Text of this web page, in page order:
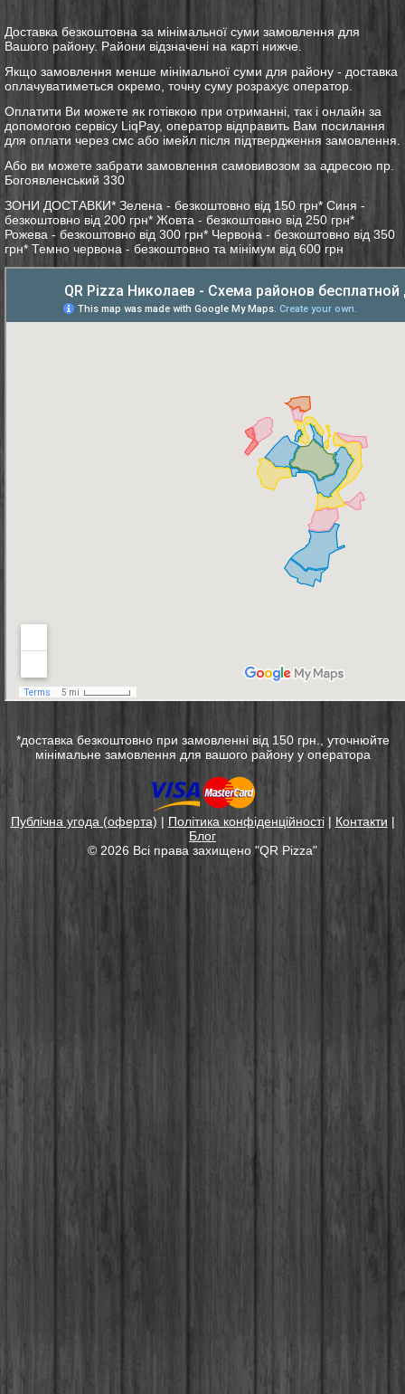
Доставка безкоштовна за мінімальної суми замовлення для
Вашого району. Райони відзначені на карті нижче.
Якщо замовлення менше мінімальної суми для району - доставка
оплачуватиметься окремо, точну суму розрахує оператор.
Оплатити Ви можете як готівкою при отриманні, так і онлайн за
допомогою сервісу LiqPay, оператор відправить Вам посилання
для оплати через смс або імейл після підтвердження замовлення.
Або ви можете забрати замовлення самовивозом за адресою пр.
Богоявленський 330
ЗОНИ ДОСТАВКИ* Зелена - безкоштовно від 150 грн* Синя -
безкоштовно від 200 грн* Жовта - безкоштовно від 250 грн*
Рожева - безкоштовно від 300 грн* Червона - безкоштовно від 350
грн* Темно червона - безкоштовно та мінімум від 600 грн
*доставка безкоштовно при замовленні від 150 грн., уточнюйте
мінімальне замовлення для вашого району у оператора
Публічна угода (оферта) | Політика конфіденційності| Контакти |
Блог
© 2026 Всі права захищенo "QR Pizza"